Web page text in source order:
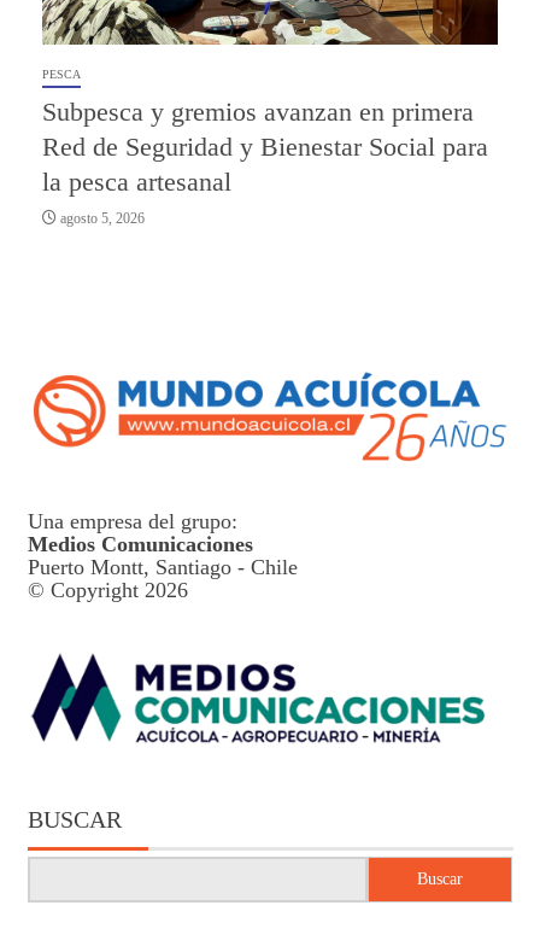
PESCA
Subpesca y gremios avanzan en primera
Red de Seguridad y Bienestar Social para
la pesca artesanal
agosto 5, 2026
Una empresa del grupo:
Medios Comunicaciones
Puerto Montt, Santiago - Chile
© Copyright 2026
BUSCAR
Buscar